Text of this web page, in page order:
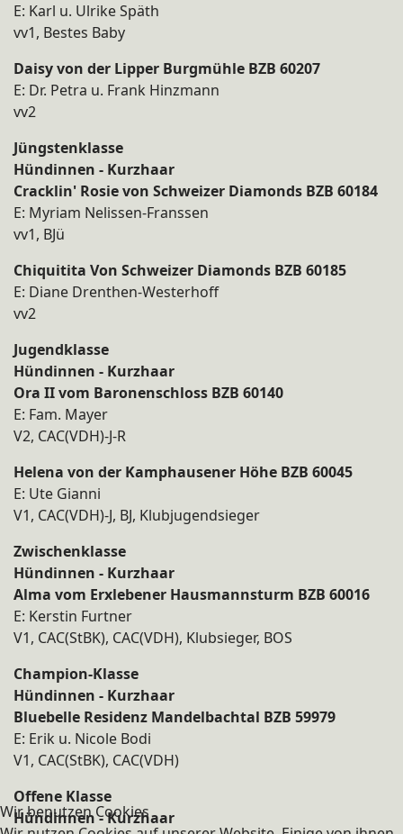
E: Karl u. Ulrike Späth
vv1, Bestes Baby
Daisy von der Lipper Burgmühle BZB 60207
E: Dr. Petra u. Frank Hinzmann
vv2
Jüngstenklasse
Hündinnen - Kurzhaar
Cracklin' Rosie von Schweizer Diamonds BZB 60184
E: Myriam Nelissen-Franssen
vv1, BJü
Chiquitita Von Schweizer Diamonds BZB 60185
E: Diane Drenthen-Westerhoff
vv2
Jugendklasse
Hündinnen - Kurzhaar
Ora II vom Baronenschloss BZB 60140
E: Fam. Mayer
V2, CAC(VDH)-J-R
Helena von der Kamphausener Höhe BZB 60045
E: Ute Gianni
V1, CAC(VDH)-J, BJ, Klubjugendsieger
Zwischenklasse
Hündinnen - Kurzhaar
Alma vom Erxlebener Hausmannsturm BZB 60016
E: Kerstin Furtner
V1, CAC(StBK), CAC(VDH), Klubsieger, BOS
Champion-Klasse
Hündinnen - Kurzhaar
Bluebelle Residenz Mandelbachtal BZB 59979
E: Erik u. Nicole Bodi
V1, CAC(StBK), CAC(VDH)
Offene Klasse
Hündinnen - Kurzhaar
Wir benutzen Cookies